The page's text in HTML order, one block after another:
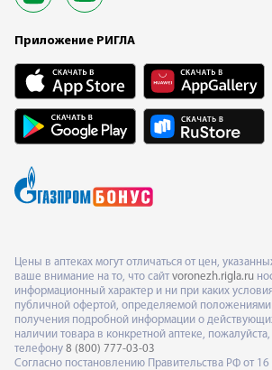
Приложение РИГЛА
Цены в аптеках могут отличаться от цен,
ваше внимание на то, что сайт voronezh.rigla.ru
информационный характер и ни при каких
публичной офертой, определяемой положениями
получения подробной информации о
наличии товара в конкретной аптеке,
телефону 8 (800) 777-03-03
Согласно постановлению Правительства РФ от